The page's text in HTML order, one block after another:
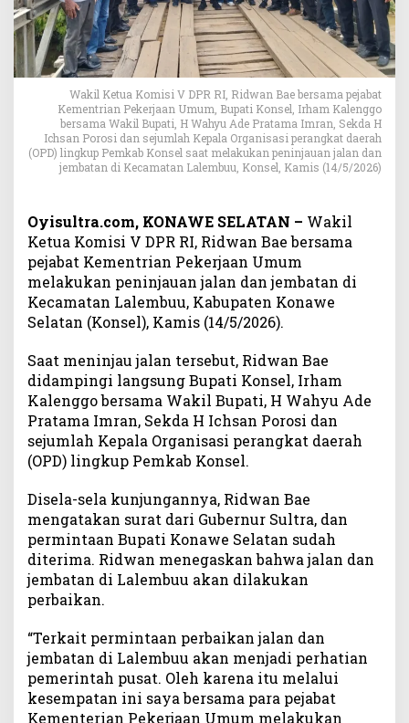
a
l
a
d
a
n
J
e
m
t
a
n
d
i
L
e
m
b
u
u
D
p
e
r
b
i
T
a
h
u
n
Wakil Ketua Komisi V DPR RI, Ridwan Bae bersama pejabat
Kementrian Pekerjaan Umum, Bupati Konsel, Irham Kalenggo
bersama Wakil Bupati, H Wahyu Ade Pratama Imran, Sekda H
Ichsan Porosi dan sejumlah Kepala Organisasi perangkat daerah
(OPD) lingkup Pemkab Konsel saat melakukan peninjauan jalan dan
jembatan di Kecamatan Lalembuu, Konsel, Kamis (14/5/2026)
Oyisultra.com, KONAWE SELATAN – Wakil
Ketua Komisi V DPR RI, Ridwan Bae bersama
pejabat Kementrian Pekerjaan Umum
melakukan peninjauan jalan dan jembatan di
Kecamatan Lalembuu, Kabupaten Konawe
Selatan (Konsel), Kamis (14/5/2026).
Saat meninjau jalan tersebut, Ridwan Bae
didampingi langsung Bupati Konsel, Irham
Kalenggo bersama Wakil Bupati, H Wahyu Ade
Pratama Imran, Sekda H Ichsan Porosi dan
sejumlah Kepala Organisasi perangkat daerah
(OPD) lingkup Pemkab Konsel.
Disela-sela kunjungannya, Ridwan Bae
mengatakan surat dari Gubernur Sultra, dan
permintaan Bupati Konawe Selatan sudah
diterima. Ridwan menegaskan bahwa jalan dan
jembatan di Lalembuu akan dilakukan
perbaikan.
“Terkait permintaan perbaikan jalan dan
jembatan di Lalembuu akan menjadi perhatian
pemerintah pusat. Oleh karena itu melalui
kesempatan ini saya bersama para pejabat
Kementerian Pekerjaan Umum melakukan